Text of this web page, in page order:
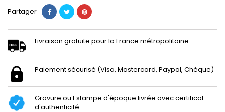
Partager
Livraison gratuite pour la France métropolitaine
Paiement sécurisé (Visa, Mastercard, Paypal, Chèque)
Gravure ou Estampe d'époque livrée avec certificat
d'authenticité.